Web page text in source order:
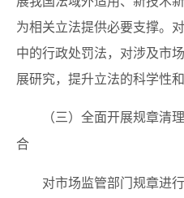
为相关立法提供必要支撑。
中的行政处罚法，对涉及市
展研究，提升立法的科学性和
（三）全面开展规章清
合
对市场监管部门规章进行